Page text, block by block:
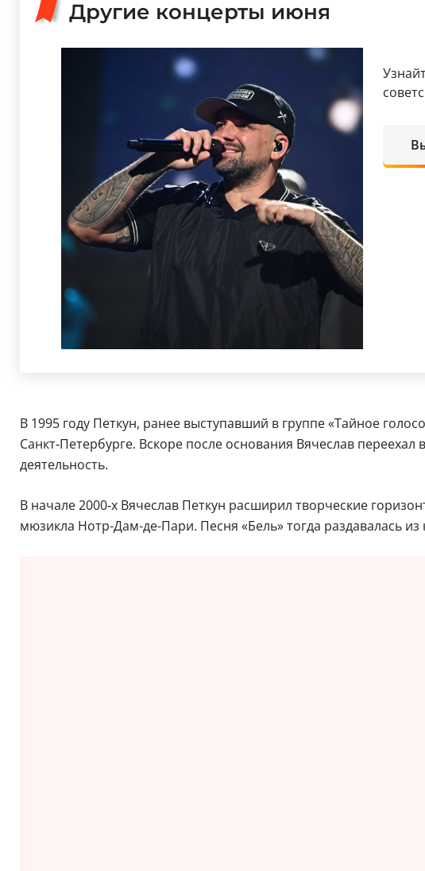
Другие концерты июня
В 1995 году Петкун, ранее выступавший в группе «Тайное
Санкт‑Петербурге. Вскоре после основания Вячеслав
деятельность.
В начале 2000‑х Вячеслав Петкун расширил творческие
мюзикла Нотр-Дам-де-Пари. Песня «Бель» тогда раздавалась из